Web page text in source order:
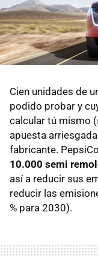
Cien unidades de
podido probar y
calcular tú mismo
apuesta
fabricante.
10.000 semi
así a reducir sus
reducir las
% para 2030).